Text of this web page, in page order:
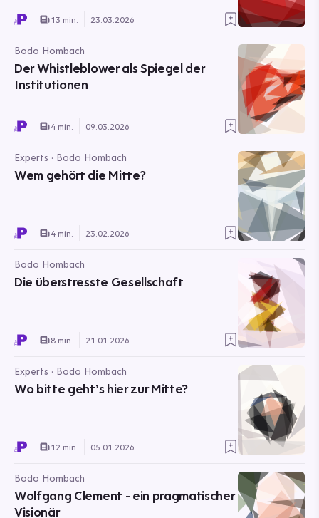
13 min. 23.03.2026
Bodo Hombach
Der Whistleblower als Spiegel der
Institutionen
4 min. 09.03.2026
Experts · Bodo Hombach
Wem gehört die Mitte?
4 min. 23.02.2026
Bodo Hombach
Die überstresste Gesellschaft
8 min. 21.01.2026
Experts · Bodo Hombach
Wo bitte geht’s hier zur Mitte?
12 min. 05.01.2026
Bodo Hombach
Wolfgang Clement - ein pragmatischer
Visionär